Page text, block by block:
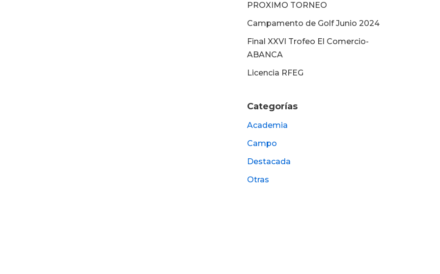
PROXIMO TORNEO
Campamento de Golf Junio 2024
Final XXVI Trofeo El Comercio-
ABANCA
Licencia RFEG
Categorías
Academia
Campo
Destacada
Otras